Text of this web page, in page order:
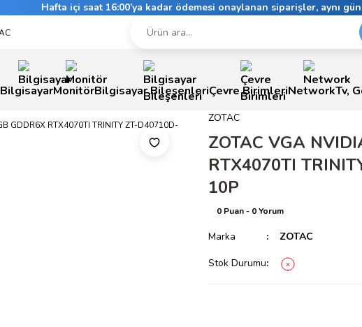
Hafta içi saat 16:00’ya kadar ödemesi onaylanan siparişler, aynı
BilgisayarMonitörBilgisayar BileşenleriÇevre BirimleriNetworkTv,
ZOTAC
ZOTAC VGA
RTX4070TI
10P
0 Puan - 0 Yorum
Marka ZOTAC
Stok Durumu